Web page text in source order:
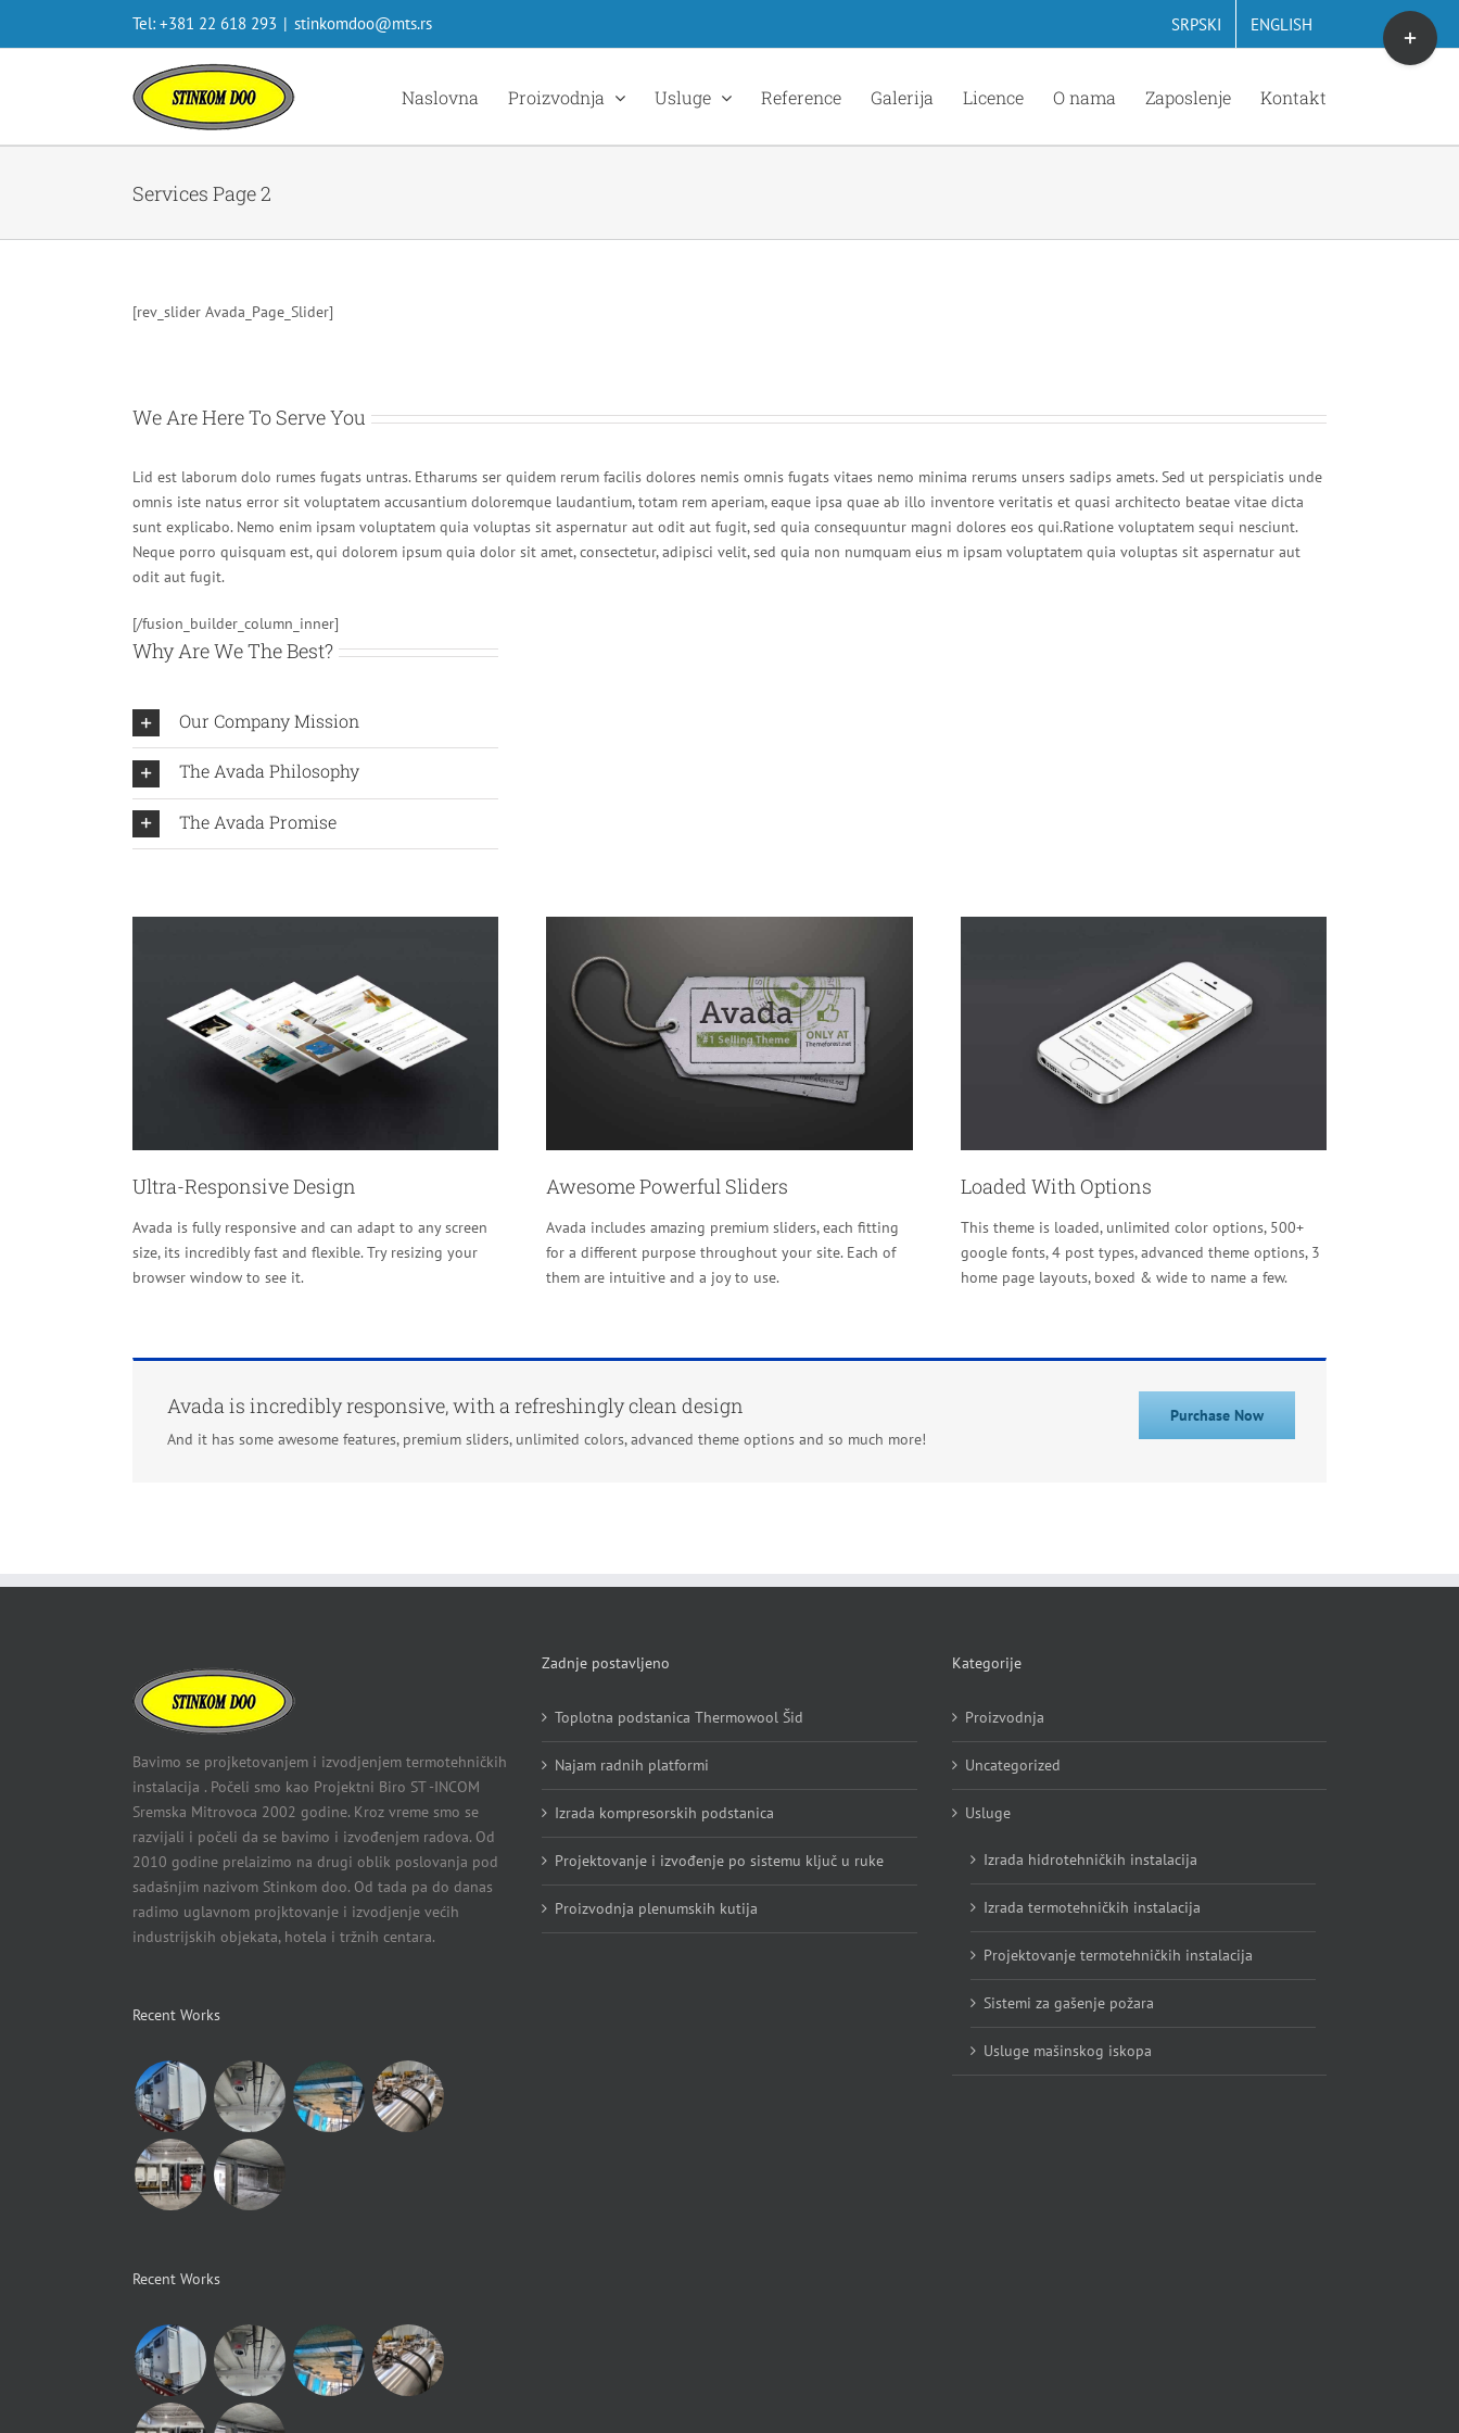
Tel: +381 22 618 293 | stinkomdoo@mts.rs SRPSKI ENGLISH
Naslovna Proizvodnja Usluge Reference Galerija Licence O nama Zaposlenje Kontakt
Services Page 2
[rev_slider Avada_Page_Slider]
We Are Here To Serve You
Lid est laborum dolo rumes fugats untras. Etharums ser quidem rerum facilis dolores nemis omnis fugats vitaes nemo minima rerums unsers sadips amets. Sed ut perspiciatis unde
omnis iste natus error sit voluptatem accusantium doloremque laudantium, totam rem aperiam, eaque ipsa quae ab illo inventore veritatis et quasi architecto beatae vitae dicta
sunt explicabo. Nemo enim ipsam voluptatem quia voluptas sit aspernatur aut odit aut fugit, sed quia consequuntur magni dolores eos qui.Ratione voluptatem sequi nesciunt.
Neque porro quisquam est, qui dolorem ipsum quia dolor sit amet, consectetur, adipisci velit, sed quia non numquam eius m ipsam voluptatem quia voluptas sit aspernatur aut
odit aut fugit.
[/fusion_builder_column_inner]
Why Are We The Best?
Our Company Mission
The Avada Philosophy
The Avada Promise
Ultra-Responsive Design
Avada is fully responsive and can adapt to any screen
size, its incredibly fast and flexible. Try resizing your
browser window to see it.
Awesome Powerful Sliders
Avada includes amazing premium sliders, each fitting
for a different purpose throughout your site. Each of
them are intuitive and a joy to use.
Loaded With Options
This theme is loaded, unlimited color options, 500+
google fonts, 4 post types, advanced theme options, 3
home page layouts, boxed & wide to name a few.
Purchase Now
Avada is incredibly responsive, with a refreshingly clean design
And it has some awesome features, premium sliders, unlimited colors, advanced theme options and so much more!
Bavimo se projketovanjem i izvodjenjem termotehničkih
instalacija . Počeli smo kao Projektni Biro ST -INCOM
Sremska Mitrovoca 2002 godine. Kroz vreme smo se
razvijali i počeli da se bavimo i izvođenjem radova. Od
2010 godine prelaizimo na drugi oblik poslovanja pod
sadašnjim nazivom Stinkom doo. Od tada pa do danas
radimo uglavnom projktovanje i izvodjenje većih
industrijskih objekata, hotela i tržnih centara.
Recent Works
Recent Works
Zadnje postavljeno
Toplotna podstanica Thermowool Šid
Najam radnih platformi
Izrada kompresorskih podstanica
Projektovanje i izvođenje po sistemu ključ u ruke
Proizvodnja plenumskih kutija
Kategorije
Proizvodnja
Uncategorized
Usluge
Izrada hidrotehničkih instalacija
Izrada termotehničkih instalacija
Projektovanje termotehničkih instalacija
Sistemi za gašenje požara
Usluge mašinskog iskopa
Toggle
Sliding